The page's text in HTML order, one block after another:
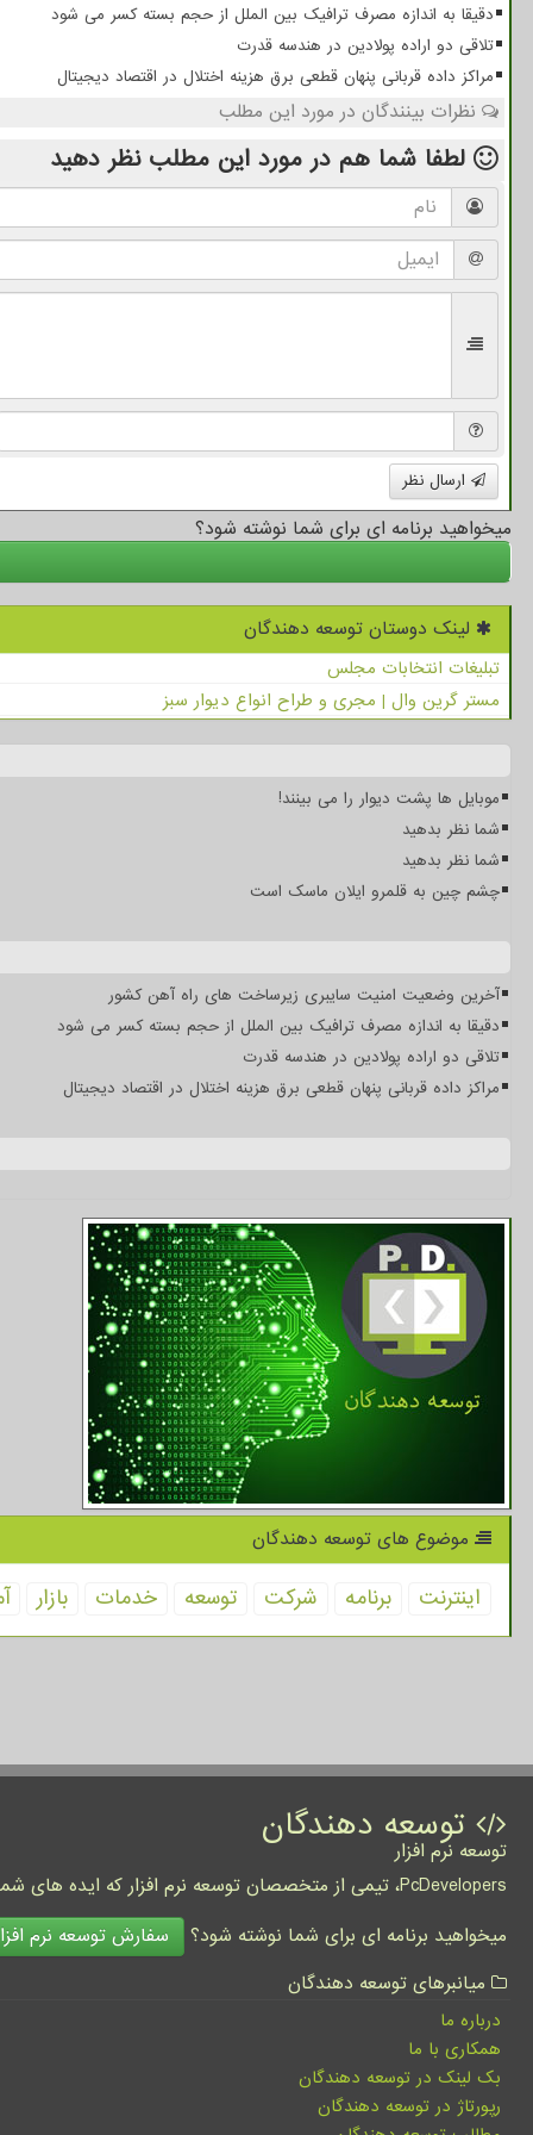
دقیقا به اندازه مصرف ترافیک بین الملل از حجم بسته کسر می شود
تلاقی دو اراده پولادین در هندسه قدرت
مراکز داده قربانی پنهان قطعی برق هزینه اختلال در اقتصاد دیجیتال
نظرات بینندگان در مورد این مطلب
لطفا شما هم در مورد این مطلب نظر دهید
ارسال نظر
میخواهید برنامه ای برای شما نوشته شود؟
لینک دوستان توسعه دهندگان
تبلیغات انتخابات مجلس
مستر گرین وال | مجری و طراح انواع دیوار سبز
موبایل ها پشت دیوار را می بینند!
شما نظر بدهید
شما نظر بدهید
چشم چین به قلمرو ایلان ماسک است
آخرین وضعیت امنیت سایبری زیرساخت های راه آهن کشور
دقیقا به اندازه مصرف ترافیک بین الملل از حجم بسته کسر می شود
تلاقی دو اراده پولادین در هندسه قدرت
مراکز داده قربانی پنهان قطعی برق هزینه اختلال در اقتصاد دیجیتال
موضوع های توسعه دهندگان
اینترنت برنامه شركت توسعه خدمات بازار
توسعه دهندگان
توسعه نرم افزار
PcDevelopers، تیمی از متخصصان توسعه نرم افزار که ایده های شما را به واقعیت تبدیل نموده و کسب و کار شما را متحول می کنند.
میخواهید برنامه ای برای شما نوشته شود؟
سفارش توسعه نرم
میانبرهای توسعه دهندگان
درباره ما
همکاری با ما
بک لینک در توسعه دهندگان
رپورتاژ در توسعه دهندگان